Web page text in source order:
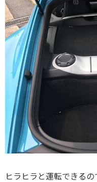
ヒラヒラと運転できる